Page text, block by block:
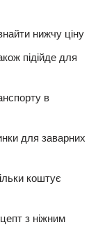
нижчу ціну
підійде для
в
для заварних
коштує
з ніжним